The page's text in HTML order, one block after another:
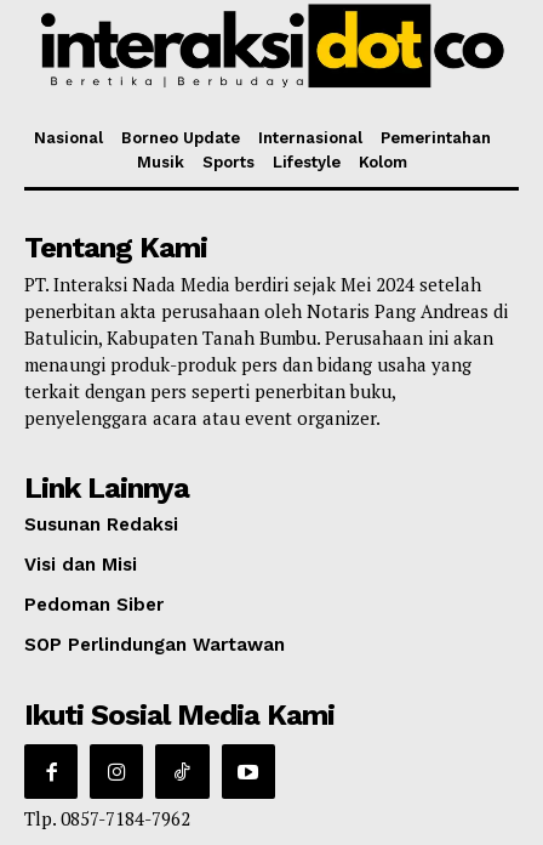
Nasional Borneo Update Internasional
Pemerintahan
Musik
Sports Lifestyle Kolom
Tentang Kami
PT. Interaksi Nada Media berdiri sejak Mei 2024 setelah
penerbitan akta perusahaan oleh Notaris Pang Andreas di
Batulicin, Kabupaten Tanah Bumbu. Perusahaan ini akan
menaungi produk-produk pers dan bidang usaha yang
terkait dengan pers seperti penerbitan buku,
penyelenggara acara atau event organizer.
Link Lainnya
Susunan Redaksi
Visi dan Misi
Pedoman Siber
SOP Perlindungan Wartawan
Ikuti Sosial Media Kami
Tlp. 0857-7184-7962